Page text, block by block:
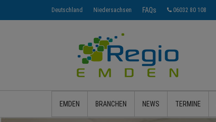
Deutschland Niedersachsen FAQs 06032 80 108
EMDEN BRANCHEN NEWS TERMINE